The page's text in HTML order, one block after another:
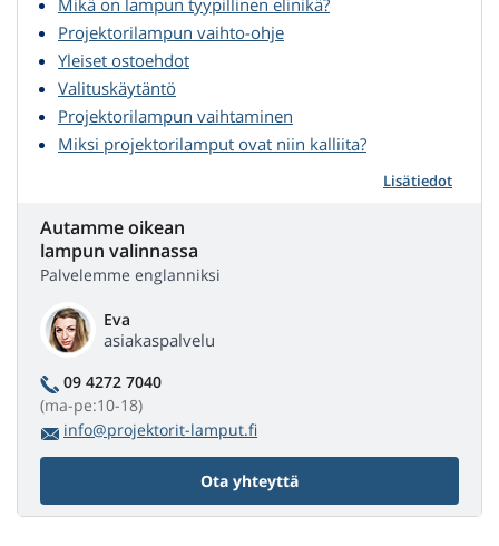
Projektorilampun vaihto-ohje
Yleiset ostoehdot
Valituskäytäntö
Projektorilampun vaihtaminen
Miksi projektorilamput ovat niin kalliita?
Lisätiedot
Autamme oikean
lampun valinnassa
Palvelemme englanniksi
Eva
asiakaspalvelu
09 4272 7040
(ma-pe:10-18)
info@projektorit-lamput.fi
Ota yhteyttä